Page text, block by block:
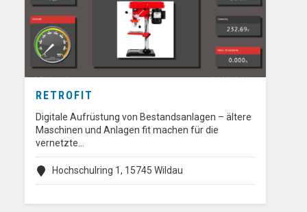
RETROFIT
Digitale Aufrüstung von Bestandsanlagen – ältere
Maschinen und Anlagen fit machen für die
vernetzte…
Hochschulring 1, 15745 Wildau